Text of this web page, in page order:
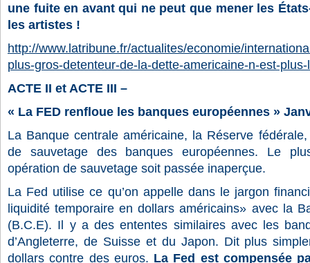
une fuite en avant qui ne peut que mener les
les artistes !
http://www.latribune.fr/actualites/economie/
plus-gros-detenteur-de-la-dette-americaine-n-est-
ACTE II et ACTE III –
« La FED renfloue les banques européennes »
La Banque centrale américaine, la Réserve
de sauvetage des banques européennes. Le
opération de sauvetage soit passée inaperçue.
La Fed utilise ce qu’on appelle dans le jargon
liquidité temporaire en dollars américains» avec la
(B.C.E). Il y a des ententes similaires avec les
d’Angleterre, de Suisse et du Japon. Dit plus
dollars contre des euros. La Fed est compensée